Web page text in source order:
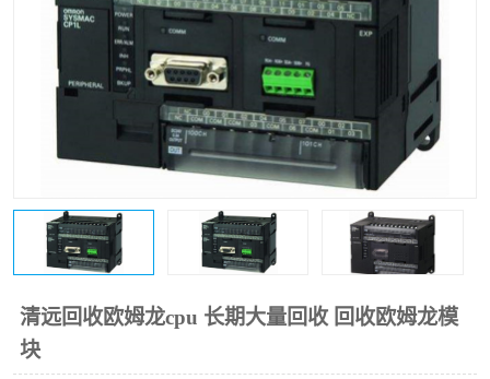
清远回收欧姆龙cpu 长期大量回收 回收欧姆龙模
块